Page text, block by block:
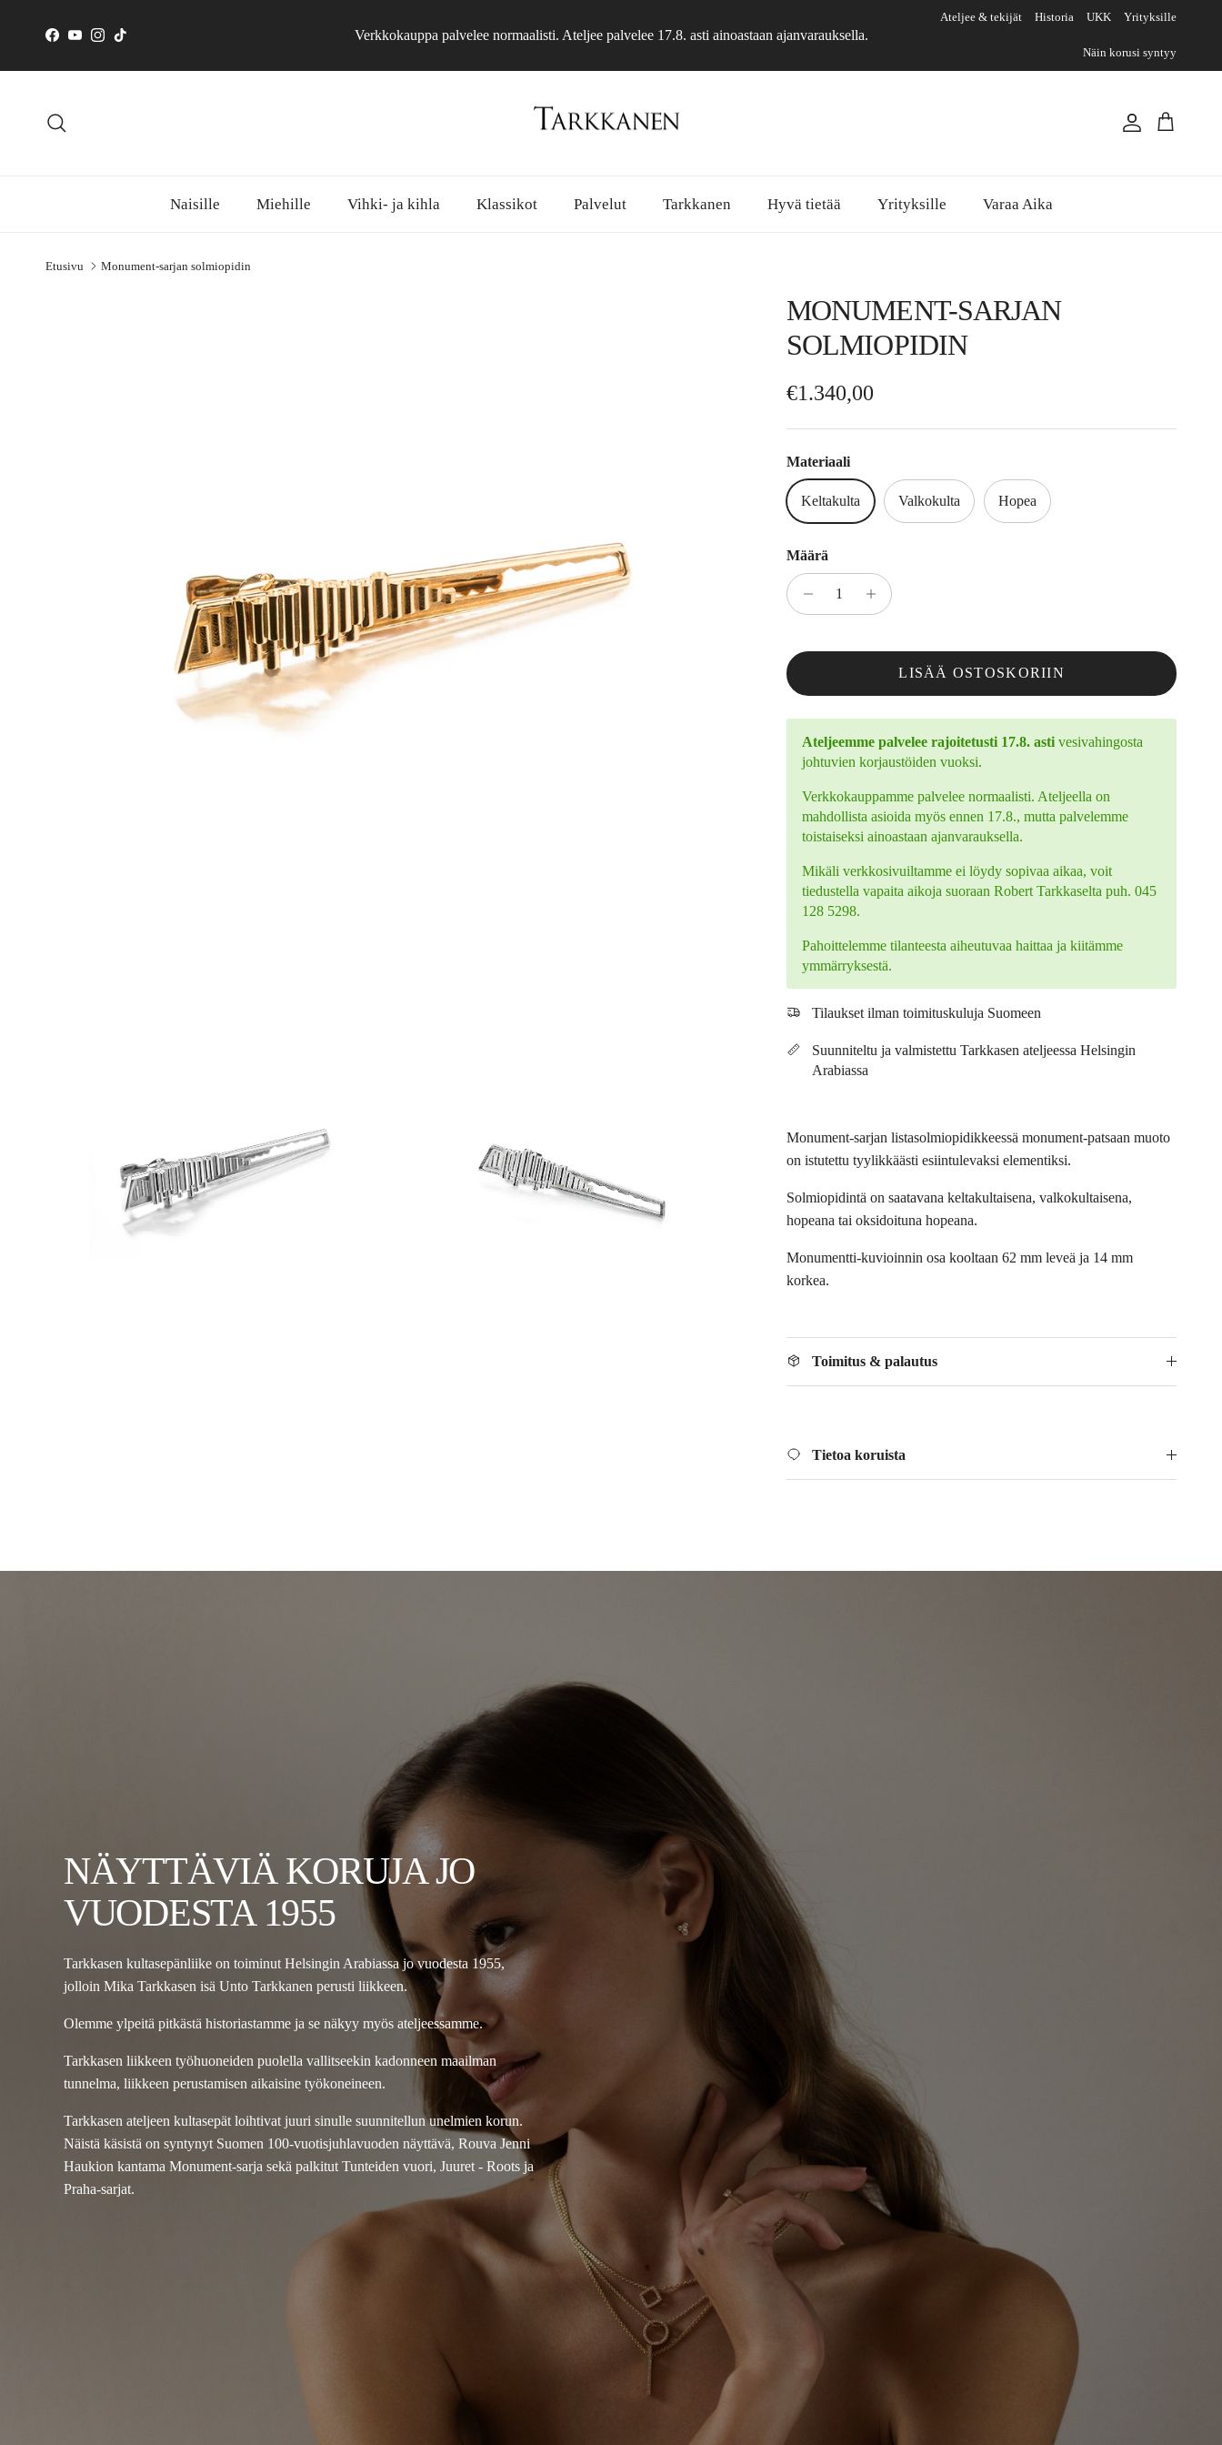
Facebook
YouTube
Instagram
TikTok Verkkokauppa palvelee normaalisti. Ateljee palvelee 17.8. asti ainoastaan ajanvarauksella.
Ateljee & tekijät Historia UKK Yrityksille
Näin korusi syntyy
Tili Ostoskori
Naisille Miehille Vihki- ja kihla Klassikot Palvelut Tarkkanen Hyvä tietää Yrityksille Varaa Aika
Etusivu Monument-sarjan solmiopidin
MONUMENT-SARJAN
SOLMIOPIDIN
Normaalihinta
€1.340,00
Materiaali
Keltakulta Valkokulta Hopea
Määrä
LISÄÄ OSTOSKORIIN
Ateljeemme palvelee rajoitetusti 17.8. astivesivahingosta
johtuvien korjaustöiden vuoksi.
Verkkokauppamme palvelee normaalisti. Ateljeella on
mahdollista asioida myös ennen 17.8., mutta palvelemme
toistaiseksi ainoastaan ajanvarauksella.
Mikäli verkkosivuiltamme ei löydy sopivaa aikaa, voit
tiedustella vapaita aikoja suoraan Robert Tarkkaselta puh. 045
128 5298.
Pahoittelemme tilanteesta aiheutuvaa haittaa ja kiitämme
ymmärryksestä.
Tilaukset ilman toimituskuluja Suomeen
Suunniteltu ja valmistettu Tarkkasen ateljeessa Helsingin
Arabiassa
Monument-sarjan listasolmiopidikkeessä monument-patsaan muoto
on istutettu tyylikkäästi esiintulevaksi elementiksi.
Solmiopidintä on saatavana keltakultaisena, valkokultaisena,
hopeana tai oksidoituna hopeana.
Monumentti-kuvioinnin osa kooltaan 62 mm leveä ja 14 mm
korkea.
Toimitus & palautus
Tietoa koruista
NÄYTTÄVIÄ KORUJA JO
VUODESTA 1955
Tarkkasen kultasepänliike on toiminut Helsingin Arabiassa jo vuodesta 1955,
jolloin Mika Tarkkasen isä Unto Tarkkanen perusti liikkeen.
Olemme ylpeitä pitkästä historiastamme ja se näkyy myös ateljeessamme.
Tarkkasen liikkeen työhuoneiden puolella vallitseekin kadonneen maailman
tunnelma, liikkeen perustamisen aikaisine työkoneineen.
Tarkkasen ateljeen kultasepät loihtivat juuri sinulle suunnitellun unelmien korun.
Näistä käsistä on syntynyt Suomen 100-vuotisjuhlavuoden näyttävä, Rouva Jenni
Haukion kantama Monument-sarja sekä palkitut Tunteiden vuori, Juuret - Roots ja
Praha-sarjat.